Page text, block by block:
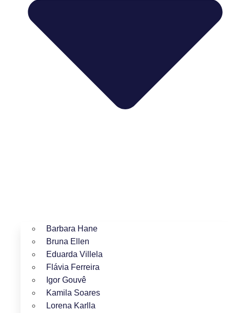
Barbara Hane
Bruna Ellen
Eduarda Villela
Flávia Ferreira
Igor Gouvê
Kamila Soares
Lorena Karlla